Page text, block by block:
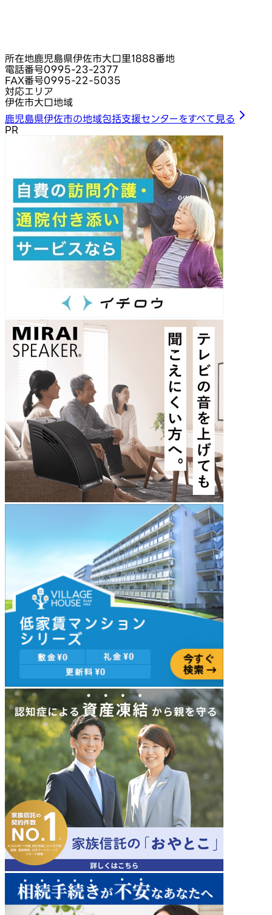
所在地鹿児島県伊佐市大口里1888番地
電話番号0995-23-2377
FAX番号0995-22-5035
対応エリア
伊佐市大口地域
鹿児島県伊佐市の地域包括支援センターをすべて見る
PR